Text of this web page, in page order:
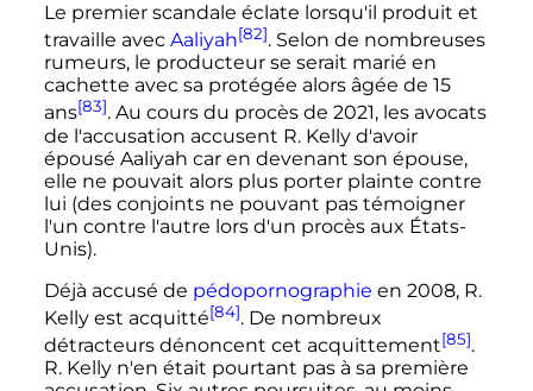
Le premier scandale éclate lorsqu'il produit et
travaille avec Aaliyah[82]. Selon de nombreuses
rumeurs, le producteur se serait marié en
cachette avec sa protégée alors âgée de 15
ans[83]. Au cours du procès de 2021, les avocats
de l'accusation accusent R. Kelly d'avoir
épousé Aaliyah car en devenant son épouse,
elle ne pouvait alors plus porter plainte contre
lui (des conjoints ne pouvant pas témoigner
l'un contre l'autre lors d'un procès aux États-
Unis).
Déjà accusé de pédopornographie en 2008, R.
Kelly est acquitté[84]. De nombreux
détracteurs dénoncent cet acquittement[85].
R. Kelly n'en était pourtant pas à sa première